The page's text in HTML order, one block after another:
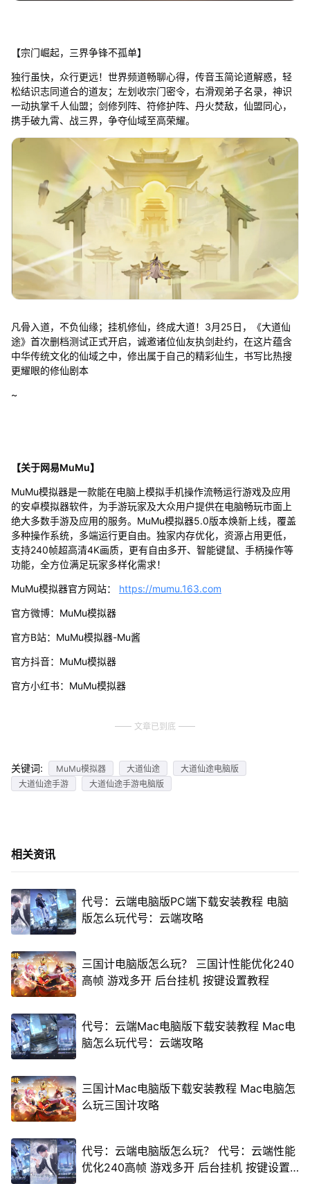
【宗门崛起，三界争锋不孤单】
独行虽快，众行更远！世界频道畅聊心得，传音玉简论道解惑，轻
松结识志同道合的道友；左划收宗门密令，右滑观弟子名录，神识
一动执掌千人仙盟；剑修列阵、符修护阵、丹火焚敌，仙盟同心，
携手破九霄、战三界，争夺仙域至高荣耀。
凡骨入道，不负仙缘；挂机修仙，终成大道！3月25日，《大道仙
途》首次删档测试正式开启，诚邀诸位仙友执剑赴约，在这片蕴含
中华传统文化的仙域之中，修出属于自己的精彩仙生，书写比热搜
更耀眼的修仙剧本
~
【关于网易MuMu】
MuMu模拟器是一款能在电脑上模拟手机操作流畅运行游戏及应用
的安卓模拟器软件，为手游玩家及大众用户提供在电脑畅玩市面上
绝大多数手游及应用的服务。MuMu模拟器5.0版本焕新上线，覆盖
多种操作系统，多端运行更自由。独家内存优化，资源占用更低，
支持240帧超高清4K画质，更有自由多开、智能键鼠、手柄操作等
功能，全方位满足玩家多样化需求！
MuMu模拟器官方网站： https://mumu.163.com
官方微博：MuMu模拟器
官方B站：MuMu模拟器-Mu酱
官方抖音：MuMu模拟器
官方小红书：MuMu模拟器
文章已到底
关键词: MuMu模拟器 大道仙途
大道仙途电脑版
大道仙途手游
大道仙途手游电脑版
相关资讯
代号：云端电脑版PC端下载安装教程 电脑
版怎么玩代号：云端攻略
三国计电脑版怎么玩？ 三国计性能优化240
高帧 游戏多开 后台挂机 按键设置教程
代号：云端Mac电脑版下载安装教程 Mac电
脑怎么玩代号：云端攻略
三国计Mac电脑版下载安装教程 Mac电脑怎
么玩三国计攻略
代号：云端电脑版怎么玩？ 代号：云端性能
优化240高帧 游戏多开 后台挂机 按键设置